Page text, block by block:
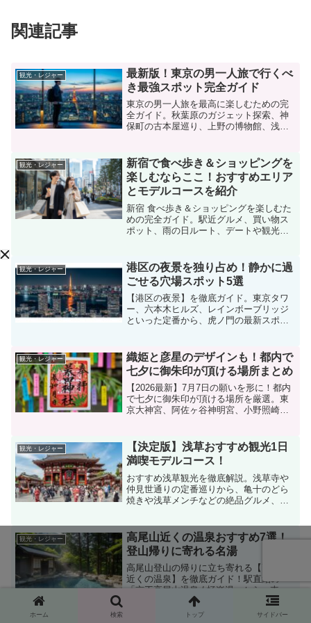
関連記事
観光・レジャー
最新版！東京の男一人旅で行くべ
き最強スポット完全ガイド
東京の男一人旅を最高に楽しむための完
全ガイド。秋葉原のガジェット探索、神
保町の古本屋巡り、上野の博物館、浅草
すいグルメ店やおすすめの宿泊先、東京
メトロ活用術まで、自由を愛する男性の
ための旅プランを提案します。
観光・レジャー
新宿で食べ歩き＆ショッピングを
楽しむならここ！おすすめエリア
とモデルコースを紹介
新宿 食べ歩き＆ショッピングを楽しむた
めの完全ガイド。駅近グルメ、買い物ス
ポット、雨の日ルート、デートや観光向
観光・レジャー
港区の夜景を独り占め！静かに過
ごせる穴場スポット5選
【港区の夜景】を徹底ガイド。東京タワ
ー、六本木ヒルズ、レインボーブリッジ
といった定番から、虎ノ門の最新スポッ
影テクニックやドライブコースも紹介。
宝石のように輝く港区の夜を満喫するた
めの情報が満載です！
観光・レジャー
織姫と彦星のデザインも！都内で
七夕に御朱印が頂ける場所まとめ
【2026最新】7月7日の願いを形に！都内
で七夕に御朱印が頂ける場所を厳選。東
京大神宮、阿佐ヶ谷神明宮、小野照崎神
徹底解説。頒布期間、初穂料、周辺の七
夕イベント情報も網羅。都内で七夕に御
朱印が頂ける場所を効率よく巡るコツを
伝授します！
観光・レジャー
【決定版】浅草おすすめ観光1日
満喫モデルコース！
おすすめ浅草観光を徹底解説。浅草寺や
仲見世通りの定番巡りから、亀十のどら
焼きや浅草メンチなどの絶品グルメ、着
ルコースを紹介します。浅草の魅力を余
すことなく楽しむためのヒントが満載で
す！
観光・レジャー
高尾山近くの温泉おすすめ7選！
登山帰りに寄れる名湯
高尾山登山の帰りに立ち寄れる【高尾山
近くの温泉】を徹底ガイド！駅直結の
「京王高尾山温泉 / 極楽湯」から、車で
行ける八王子の大型スパ、美肌の湯とし
て有名な瀬音の湯まで、利便性や泉質別
ホーム 検索 トップ サイドバー